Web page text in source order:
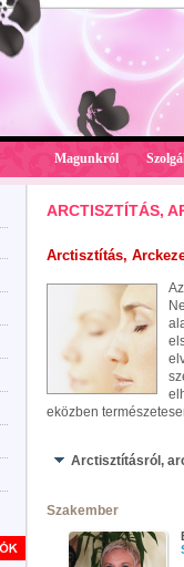
Magunkról
ARCTISZTÍTÁS,
Arctisztítás,
eközben
Arctisztításról,
Szakember